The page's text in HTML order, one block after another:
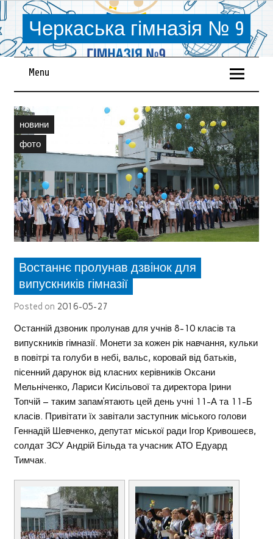
Черкаська гімназія № 9
Menu
новини
фото
Востаннє пролунав дзвінок для
випускників гімназії
Posted on 2016-05-27
Останній дзвоник пролунав для учнів 8-10 класів та
випускників гімназії. Монети за кожен рік навчання, кульки
в повітрі та голуби в небі, вальс, коровай від батьків,
пісенний дарунок від класних керівників Оксани
Мельніченко, Лариси Кисільової та директора Ірини
Топчій – таким запам’ятають цей день учні 11-А та 11-Б
класів. Привітати їх завітали заступник міського голови
Геннадій Шевченко, депутат міської ради Ігор Кривошеєв,
солдат ЗСУ Андрій Більда та учасник АТО Едуард
Тимчак.